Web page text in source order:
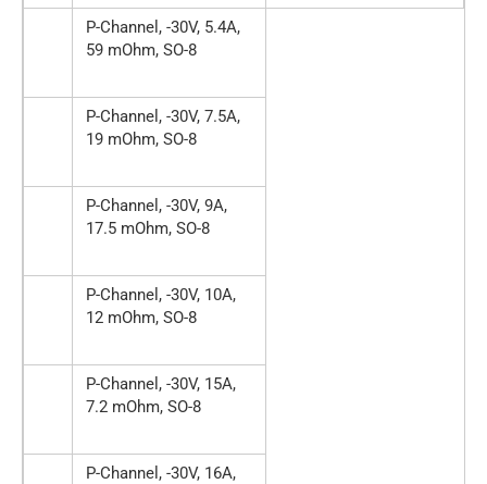
P-Channel, -30V, 5.4A,
59 mOhm, SO-8
P-Channel, -30V, 7.5A,
19 mOhm, SO-8
P-Channel, -30V, 9A,
17.5 mOhm, SO-8
P-Channel, -30V, 10A,
12 mOhm, SO-8
P-Channel, -30V, 15A,
7.2 mOhm, SO-8
P-Channel, -30V, 16A,